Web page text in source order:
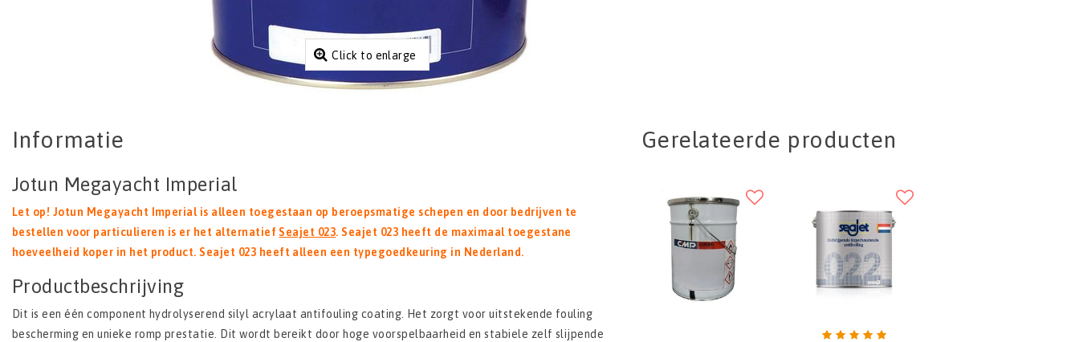
Click to enlarge
Informatie
Jotun Megayacht Imperial
Let op! Jotun Megayacht Imperial is alleen toegestaan op beroepsmatige schepen en door bedrijven te
bestellen voor particulieren is er het alternatiefSeajet 023. Seajet 023 heeft de maximaal toegestane
hoeveelheid koper in het product. Seajet 023 heeft alleen een typegoedkeuring in Nederland.
Productbeschrijving
Dit is een één component hydrolyserend silyl acrylaat antifouling coating. Het zorgt voor uitstekende fouling
bescherming en unieke romp prestatie. Dit wordt bereikt door hoge voorspelbaarheid en stabiele zelf slijpende
Gerelateerde producten